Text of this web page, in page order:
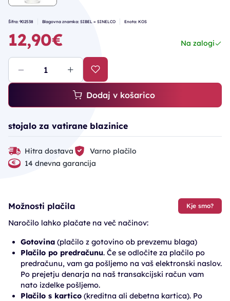
Šifra: 902538 Blagovna znamka: SIBEL = SINELCO Enota: KOS
12,90€ Na zalogi
Dodaj v košarico
stojalo za vatirane blazinice
Hitra dostava
Varno plačilo
14 dnevna garancija
Možnosti plačila Kje smo?
Naročilo lahko plačate na več načinov:
Gotovina (plačilo z gotovino ob prevzemu blaga)
Plačilo po predračunu. Če se odločite za plačilo po
predračunu, vam ga pošljemo na vaš elektronski naslov.
Po prejetju denarja na naš transakcijski račun vam
nato izdelke pošljemo.
Plačilo s kartico (kreditna ali debetna kartica). Po